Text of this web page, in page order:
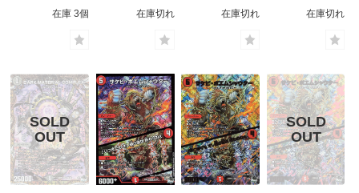
在庫 3個 在庫切れ 在庫切れ 在庫切れ